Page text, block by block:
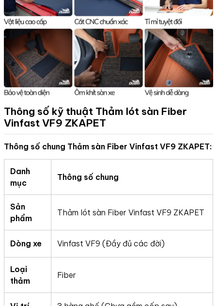
Thông số kỹ thuật Thảm lót sàn Fiber
Vinfast VF9 ZKAPET
Thông số chung Thảm sàn Fiber Vinfast VF9 ZKAPET:
Danh
mục
Thông số chung
Sản
phẩm
Thảm lót sàn Fiber Vinfast VF9 ZKAPET
Dòng xe Vinfast VF9 (Đầy đủ các đời)
Loại
thảm
Fiber